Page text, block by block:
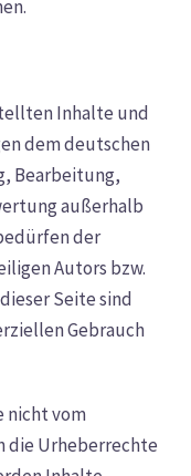
Inhalte und
dem deutschen
Bearbeitung,
außerhalb
der
Autors bzw.
Seite sind
Gebrauch
nicht vom
die Urheberrechte